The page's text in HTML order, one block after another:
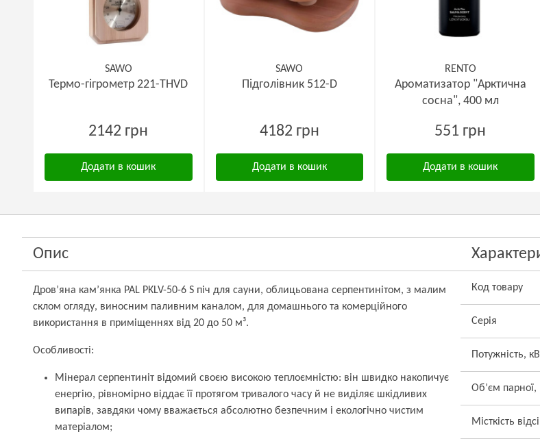
SAWO
Термо-гігрометр 221-THVD
2142 грн
Додати в кошик
SAWO
Підголівник 512-D
4182 грн
Додати в кошик
RENTO
Ароматизатор "Арктична
сосна", 400 мл
551 грн
Додати в кошик
Опис
Дров’яна кам’янка PAL PKLV-50-6 S піч для сауни, облицьована серпентинітом, з малим
склом огляду, виносним паливним каналом, для домашнього та комерційного
використання в приміщеннях від 20 до 50 м³.
Особливості:
Мінерал серпентиніт відомий своєю високою теплоємністю: він швидко накопичує
енергію, рівномірно віддає її протягом тривалого часу й не виділяє шкідливих
випарів, завдяки чому вважається абсолютно безпечним і екологічно чистим
матеріалом;
Код товару
Серія
Потужність,
Об’єм парної,
Місткість